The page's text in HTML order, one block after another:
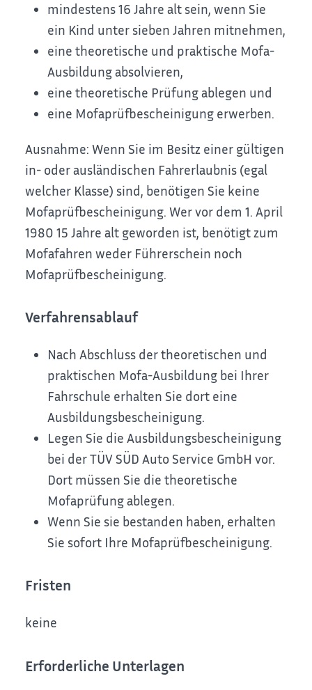
mindestens 16 Jahre alt sein, wenn Sie
ein Kind unter sieben Jahren mitnehmen,
eine theoretische und praktische Mofa-
Ausbildung absolvieren,
eine theoretische Prüfung ablegen und
eine Mofaprüfbescheinigung erwerben.
Ausnahme: Wenn Sie im Besitz einer gültigen
in- oder ausländischen Fahrerlaubnis (egal
welcher Klasse) sind, benötigen Sie keine
Mofaprüfbescheinigung. Wer vor dem 1. April
1980 15 Jahre alt geworden ist, benötigt zum
Mofafahren weder Führerschein noch
Mofaprüfbescheinigung.
Verfahrensablauf
Nach Abschluss der theoretischen und
praktischen Mofa-Ausbildung bei Ihrer
Fahrschule erhalten Sie dort eine
Ausbildungsbescheinigung.
Legen Sie die Ausbildungsbescheinigung
bei der TÜV SÜD Auto Service GmbH vor.
Dort müssen Sie die theoretische
Mofaprüfung ablegen.
Wenn Sie sie bestanden haben, erhalten
Sie sofort Ihre Mofaprüfbescheinigung.
Fristen
keine
Erforderliche Unterlagen